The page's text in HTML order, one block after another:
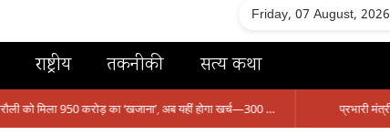
Friday, 07 August, 2026
राष्ट्रीय तकनीकी सत्य कथा
सिंगरौली को मिला 950 करोड़ का ‘खजाना’, अब यहीं होगा खर्च—300 करोड़ की बायपास सड़क को हरी झंडी!